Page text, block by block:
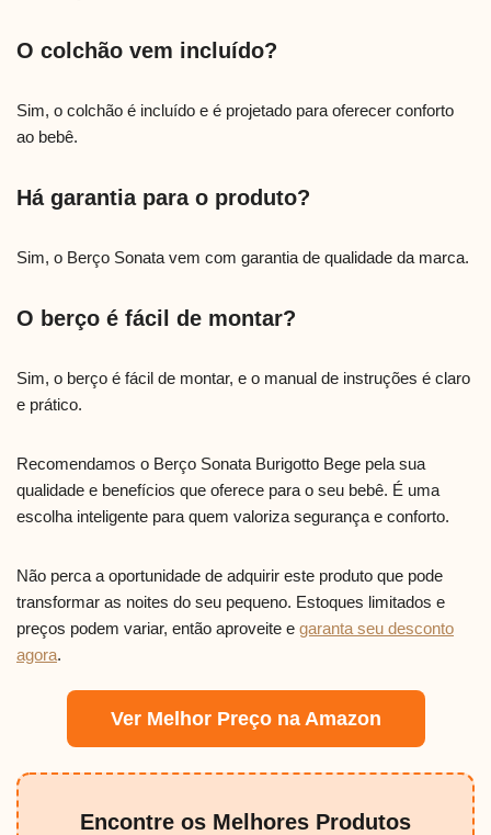
O colchão vem incluído?
Sim, o colchão é incluído e é projetado para oferecer conforto
ao bebê.
Há garantia para o produto?
Sim, o Berço Sonata vem com garantia de qualidade da marca.
O berço é fácil de montar?
Sim, o berço é fácil de montar, e o manual de instruções é claro
e prático.
Recomendamos o Berço Sonata Burigotto Bege pela sua
qualidade e benefícios que oferece para o seu bebê. É uma
escolha inteligente para quem valoriza segurança e conforto.
Não perca a oportunidade de adquirir este produto que pode
transformar as noites do seu pequeno. Estoques limitados e
preços podem variar, então aproveite e garanta seu desconto
agora.
Ver Melhor Preço na Amazon
Encontre os Melhores Produtos